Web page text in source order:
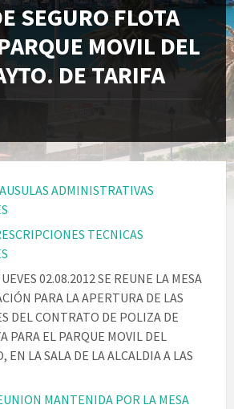
SEGURO FLOTA
MOVIL DEL
DE TARIFA
ADMINISTRATIVAS
TECNICAS
02.08.2012 SE REUNE LA MESA
PARA LA APERTURA DE LAS
DEL CONTRATO DE POLIZA DE
PARA EL PARQUE MOVIL DEL
EN LA SALA DE LA ALCALDIA A LAS
MANTENIDA POR LA MESA